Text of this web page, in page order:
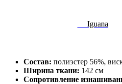
Iguana
Состав: полиэстер 56%,
Ширина ткани: 142 см
Сопротивление